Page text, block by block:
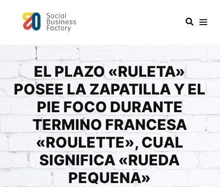
EL PLAZO «RULETA»
POSEE LA ZAPATILLA Y EL
PIE FOCO DURANTE
TERMINO FRANCESA
«ROULETTE», CUAL
SIGNIFICA «RUEDA
PEQUENA»